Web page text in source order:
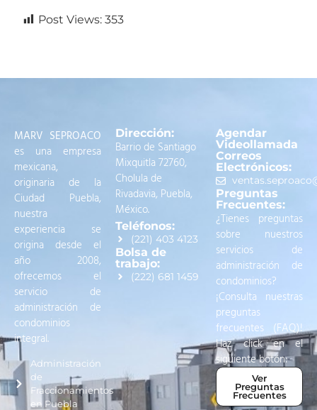
Post Views: 353
MARV SEPROACO
es una empresa
mexicana,
originaria de la
Ciudad Puebla,
nuestra
experiencia se
origina desde el
año 2008,
ofrecemos el
servicio de
administración de
condominios
integral.
Administración
de
Fraccionamientos
en Puebla
Dirección:
Barrio de Santiago
Mixquitla 72760,
Cholula de
Rivadavia, Puebla,
México.
Teléfonos:
(221) 403 4123
Bolsa de
trabajo:
(222) 681 1459
Agendar
Videollamada
Correos
Electrónicos:
Preguntas
Frecuentes:
¿Tienes preguntas
sobre nuestros
servicios de
administración de
condominios?
¡Consulta nuestras
preguntas
frecuentes (FAQ)!
Haz click en el
siguiente botón:
Ver
Preguntas
Frecuentes